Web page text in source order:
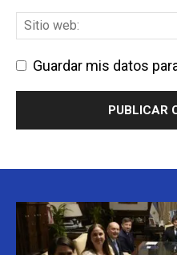
Guardar mis datos